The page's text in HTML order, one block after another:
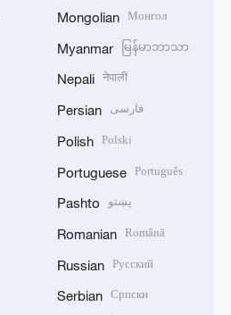
Mongolian Монгол
Myanmar မြန်မာဘာသာ
Nepali नेपाली
Persian فارسی
Polish Polski
Portuguese Português
Pashto پښتو
Romanian Română
Russian Русский
Serbian Српски